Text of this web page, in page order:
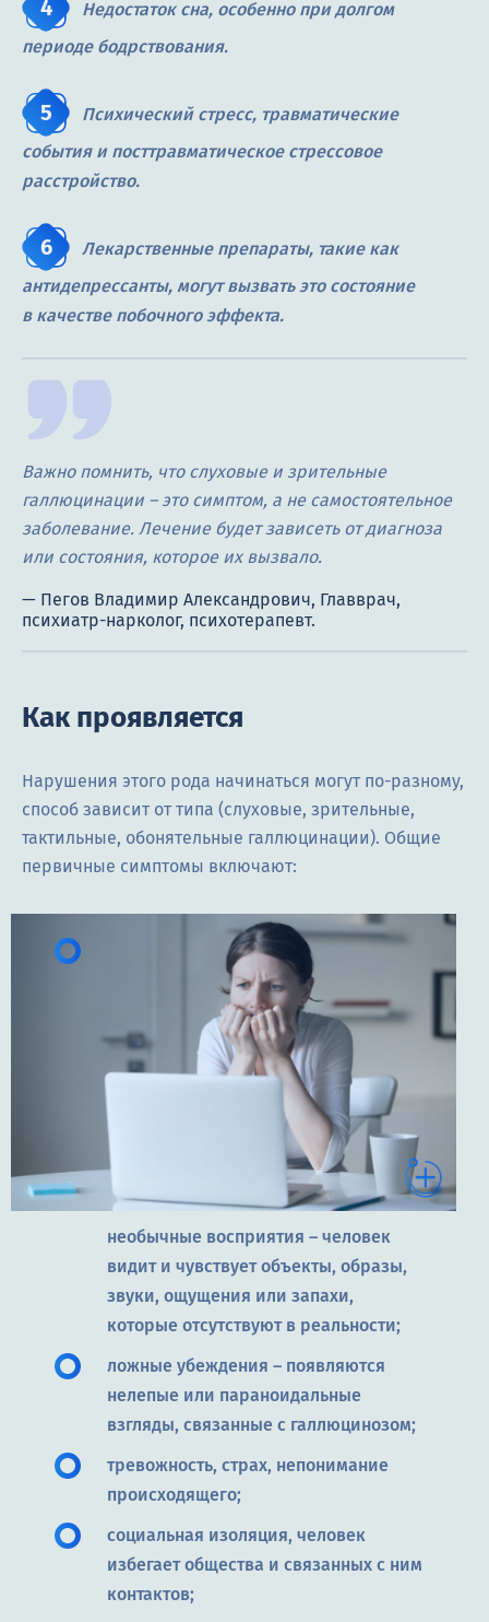
Недостаток сна, особенно при долгом
периоде бодрствования.
Психический стресс, травматические
события и посттравматическое стрессовое
расстройство.
Лекарственные препараты, такие как
антидепрессанты, могут вызвать это состояние
в качестве побочного эффекта.
Важно помнить, что слуховые и зрительные
галлюцинации – это симптом, а не самостоятельное
заболевание. Лечение будет зависеть от диагноза
или состояния, которое их вызвало.
Как проявляется
Нарушения этого рода начинаться могут по-разному,
способ зависит от типа (слуховые, зрительные,
тактильные, обонятельные галлюцинации). Общие
первичные симптомы включают:
необычные восприятия – человек
видит и чувствует объекты, образы,
звуки, ощущения или запахи,
которые отсутствуют в реальности;
ложные убеждения – появляются
нелепые или параноидальные
взгляды, связанные с галлюцинозом;
тревожность, страх, непонимание
происходящего;
социальная изоляция, человек
избегает общества и связанных с ним
контактов;